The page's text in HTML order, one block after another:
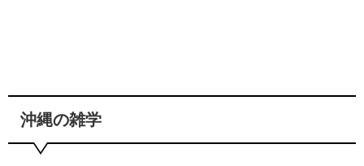
沖縄の雑学